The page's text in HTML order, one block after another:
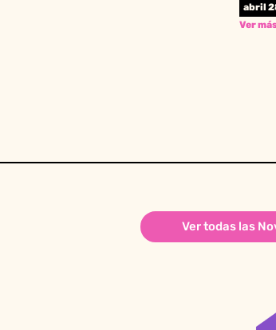
abril
Ver
Ver todas las